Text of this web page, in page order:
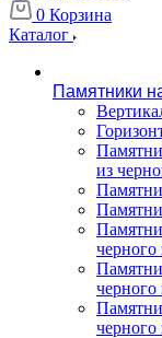
0 Корзина
Каталог
Памятники
из
черного
черного
черного